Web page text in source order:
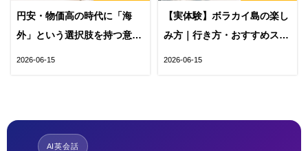
円安・物価高の時代に「海
外」という選択肢を持つ意味
2026-06-15
【実体験】ボラカイ島の楽し
み方｜行き方・おすすめスポ
2026-06-15
AI英会話